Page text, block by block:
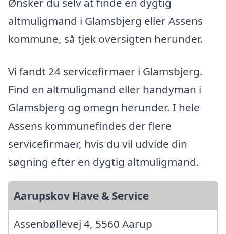
altmuligmand i Glamsbjerg eller Assens
kommune, så tjek oversigten herunder.
Vi fandt 24 servicefirmaer i Glamsbjerg.
Find en altmuligmand eller handyman i
Glamsbjerg og omegn herunder. I hele
Assens kommunefindes der flere
servicefirmaer, hvis du vil udvide din
søgning efter en dygtig altmuligmand.
Aarupskov Have & Service
Assenbøllevej 4, 5560 Aarup